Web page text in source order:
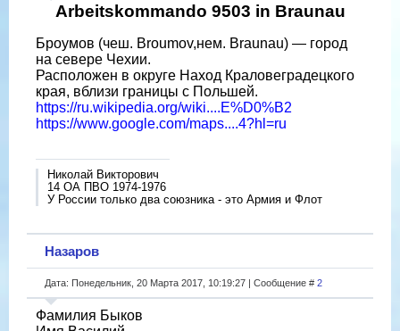
Arbeitskommando 9503 in Braunau
Броумов (чеш. Broumov,нем. Braunau) — город
на севере Чехии.
Расположен в округе Наход Краловеградецкого
края, вблизи границы с Польшей.
https://ru.wikipedia.org/wiki....E%D0%B2
https://www.google.com/maps....4?hl=ru
Николай Викторович
14 ОА ПВО 1974-1976
У России только два союзника - это Армия и Флот
Назаров
Дата: Понедельник, 20 Марта 2017, 10:19:27 | Сообщение # 2
Фамилия Быков